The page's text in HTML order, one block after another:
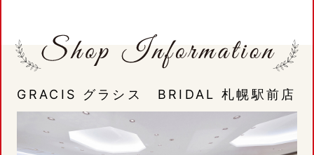
GRACIS グラシス BRIDAL 札幌駅前店